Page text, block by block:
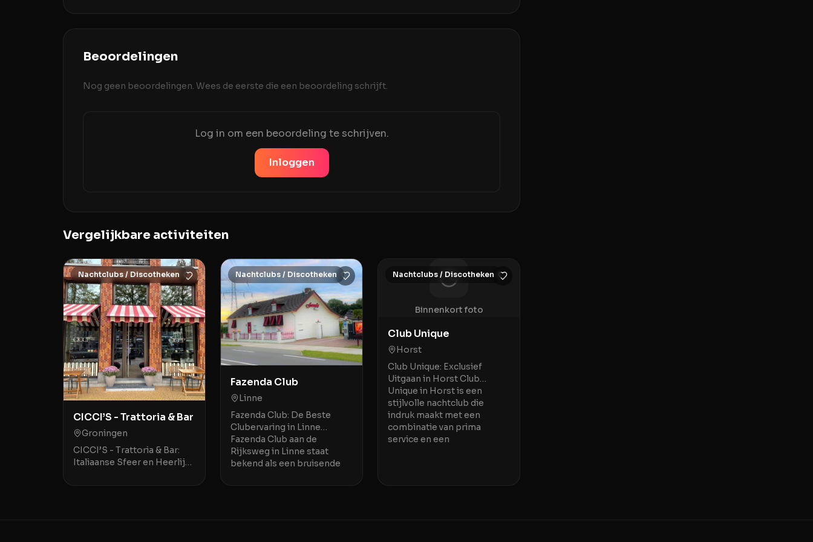
Beoordelingen
Nog geen beoordelingen. Wees de eerste die een beoordeling schrijft.
Log in om een beoordeling te schrijven.
Inloggen
Vergelijkbare activiteiten
Nachtclubs / Discotheken
CICCI’S - Trattoria & Bar
Groningen
CICCI’S - Trattoria & Bar:
Italiaanse Sfeer en Heerlijke
CICCI’S - Trattoria & Bar aan
Nachtclubs / Discotheken
Fazenda Club
Linne
Fazenda Club: De Beste
Clubervaring in Linne
Fazenda Club aan de
Rijksweg in Linne staat
bekend als een bruisende
geweldige a
Binnenkort foto
Nachtclubs / Discotheken
Club Unique
Horst
Club Unique: Exclusief
Uitgaan in Horst Club
Unique in Horst is een
stijlvolle nachtclub die
indruk maakt met een
combinatie van prima
service en een